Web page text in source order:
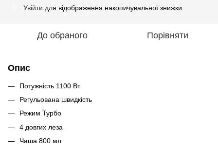
Увійти для відображення накопичувальної знижки
До обраного Порівняти
Опис
Потужність 1100 Вт
Регульована швидкість
Режим Турбо
4 довгих леза
Чаша 800 мл